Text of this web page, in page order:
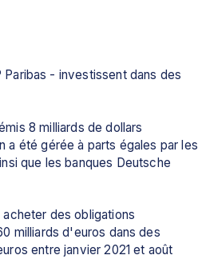
- investissent dans des
8 milliards de dollars
a été gérée à parts égales par les
que les banques Deutsche
des obligations
milliards d'euros dans des
entre janvier 2021 et août